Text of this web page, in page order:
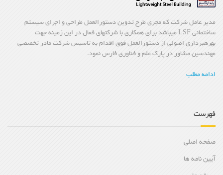
مدیر عامل شرکت که مجری طرح تدوین دستورالعمل طراحی و اجرای سیستم
ساختمانی LSF میباشد برای همکاری با شرکتهای فعال در این زمینه جهت
بهرهبرداری اصولی از دستورالعمل فوق اقدام به تاسیس شرکت مادر تخصصی
مهندسین مشاور در پارک علم و فناوری فارس نمود.
ادامه مطلب
فهرست
صفحه اصلی
آیین نامه ها